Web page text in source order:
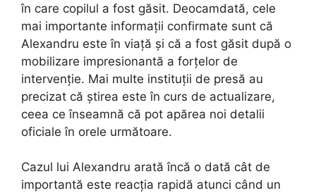
în care copilul a fost găsit. Deocamdată, cele
mai importante informații confirmate sunt că
Alexandru este în viață și că a fost găsit după o
mobilizare impresionantă a forțelor de
intervenție. Mai multe instituții de presă au
precizat că știrea este în curs de actualizare,
ceea ce înseamnă că pot apărea noi detalii
oficiale în orele următoare.
Cazul lui Alexandru arată încă o dată cât de
importantă este reacția rapidă atunci când un